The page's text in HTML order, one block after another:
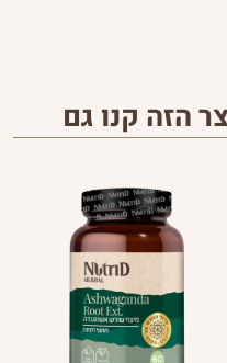
הזה קנו גם